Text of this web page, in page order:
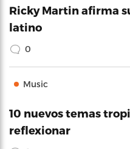
Ricky Martin afirma
latino
0
Music
10 nuevos temas
reflexionar